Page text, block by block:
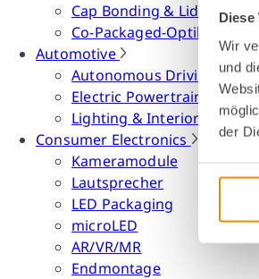
Wir
und
der
Cap Bonding & Lid Attach
Co-Packaged-Optiken
Automotive
Autonomous Driving
Electric Powertrain
Lighting & Interior
Consumer Electronics
Kameramodule
Lautsprecher
LED Packaging
microLED
AR/VR/MR
Endmontage